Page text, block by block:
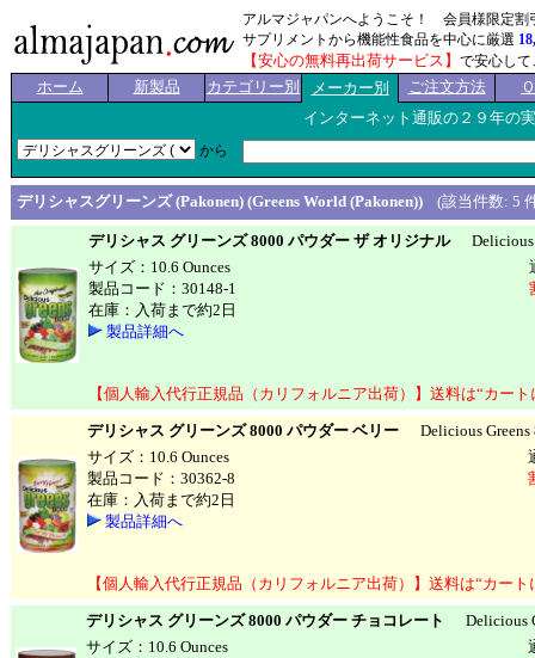
アルマジャパンへようこそ！ 会員様限定割
サプリメントから機能性食品を中心に厳選
【安心の無料再出荷サービス】 で安心し
ホーム 新製品 カテゴリー別 メーカー別 ご注文方法
インターネット通販の２９年の
から
デリシャスグリーンズ (Pakonen) (Greens World (Pakonen)) (該当件数: 5
デリシャス グリーンズ 8000 パウダー ザ オリジナルDelicious
サイズ：10.6 Ounces
製品コード：30148-1
在庫：入荷まで約2日
製品詳細へ
【個人輸入代行正規品（カリフォルニア出荷）】送料は“カー
デリシャス グリーンズ 8000 パウダー ベリー Delicious Greens
サイズ：10.6 Ounces
製品コード：30362-8
在庫：入荷まで約2日
製品詳細へ
【個人輸入代行正規品（カリフォルニア出荷）】送料は“カー
デリシャス グリーンズ 8000 パウダー チョコレート
Delicious
サイズ：10.6 Ounces